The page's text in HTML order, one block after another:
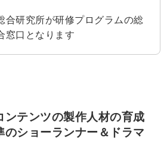
合研究所が研修プログラムの総
窓口となります
ンテンツの製作人材の育成
のショーランナー＆ドラマ